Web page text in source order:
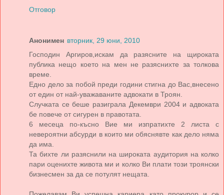
Отговор
Анонимен вторник, 29 юни, 2010
Господин Аргиров,искам да разясните на щироката
публика нещо което на мен не разяснихте за толкова
време.
Едно дело за побой преди години стигна до Вас,внесено
от един от най-уважаваните адвокати в Троян.
Случката се беше разиграла Декември 2004 и адвоката
бе повече от сигурен в правотата.
6 месеца по-късно Вие ми изпратихте 2 листа с
невероятни абсурди в които ми обяснявте как дело няма
да има.
Та бихте ли разяснили на широката аудитория на колко
пари оценихте живота ми и колко Ви плати този троянски
бизнесмен за да се потулят нещата.